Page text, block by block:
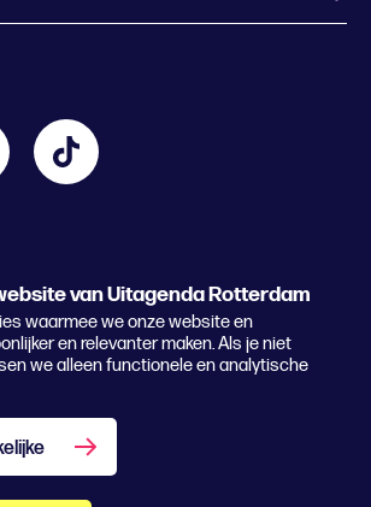
van Uitagenda Rotterdam
waarmee we onze website en
en relevanter maken. Als je niet
we alleen functionele en analytische